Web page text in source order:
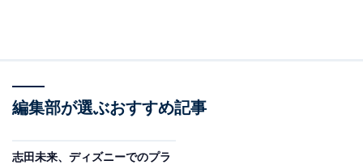
編集部が選ぶおすすめ記事
志田未来、ディズニーでのプラ